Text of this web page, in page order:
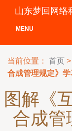
山东梦回网络
MENU
当前位置： 首页 >
合成管理规定》
图解《
合成管